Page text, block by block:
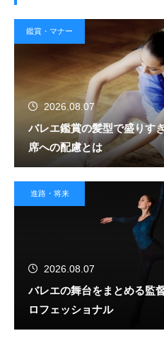
鑑賞・マナー
2026.08.07
バレエ鑑賞の髪型で盛りす
席への配慮とは
進路・将来
2026.08.07
バレエの舞台をまとめる監
ロフェッショナル